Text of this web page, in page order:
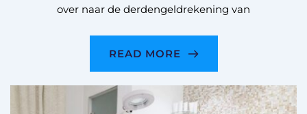
over naar de derdengeldrekening van
READ MORE